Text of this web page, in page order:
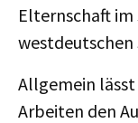
Elternschaft im
Allgemein
Arbeiten den